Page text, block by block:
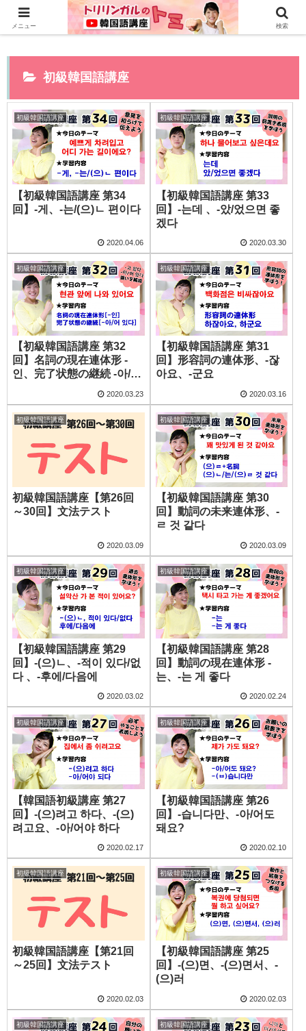
0から全てYouTubeで学べる韓国語講座はこちら>>
初級韓国語講座
初級韓国語講座
【初級韓国語講座 第34
回】-게、-는/(으)ㄴ 편이다
2020.04.06
初級韓国語講座
【初級韓国語講座 第33
回】-는데 、-았/었으면 좋
겠다
2020.03.30
初級韓国語講座
【初級韓国語講座 第32
回】名詞の現在連体形 -
인、完了状態の継続 -아/어
2020.03.23
初級韓国語講座
【初級韓国語講座 第31
回】形容詞の連体形、-잖
아요、-군요
2020.03.16
初級韓国語講座
初級韓国語講座【第26回
～30回】文法テスト
2020.03.09
初級韓国語講座
【初級韓国語講座 第30
回】動詞の未来連体形、-
ㄹ 것 같다
2020.03.09
初級韓国語講座
【初級韓国語講座 第29
回】-(으)ㄴ、-적이 있다/없
다 、-후에/다음에
2020.03.02
初級韓国語講座
【初級韓国語講座 第28
回】動詞の現在連体形 -
는、-는 게 좋다
2020.02.24
初級韓国語講座
【韓国語初級講座 第27
回】-(으)려고 하다、-(으)
려고요、-아/어야 하다
2020.02.17
初級韓国語講座
【初級韓国語講座 第26
回】-습니다만、-아/어도
돼요?
2020.02.10
初級韓国語講座
初級韓国語講座【第21回
～25回】文法テスト
2020.02.03
初級韓国語講座
【初級韓国語講座 第25
回】-(으)면、-(으)면서、-
(으)러
2020.02.03
初級韓国語講座 初級韓国語講座
メニュー 検索